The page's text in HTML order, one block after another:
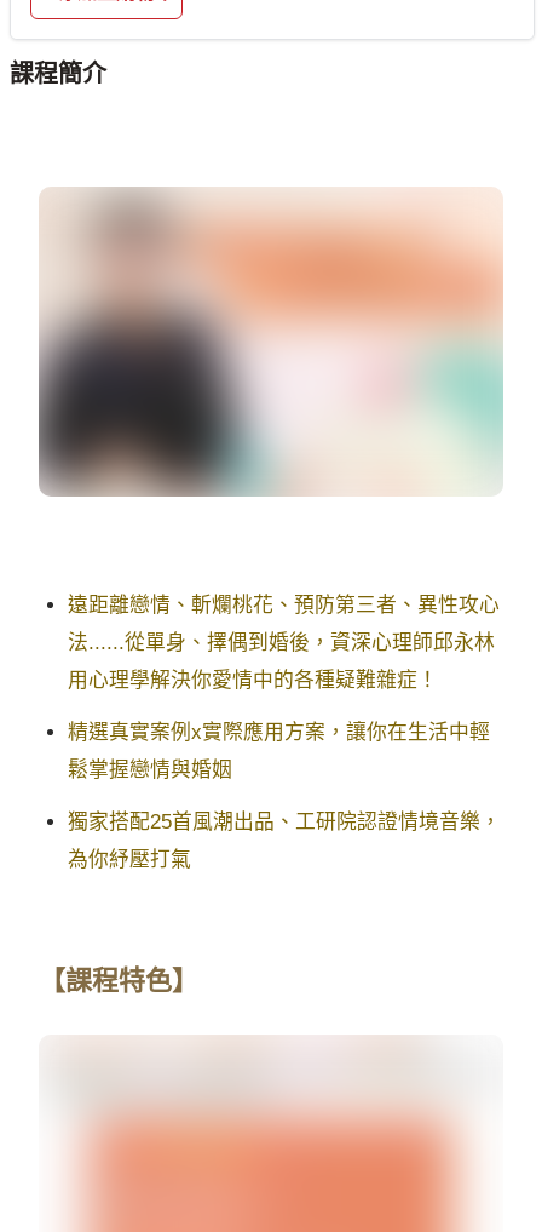
課程簡介
遠距離戀情、斬爛桃花、預防第三者、異性攻心
法......從單身、擇偶到婚後，資深心理師邱永林
用心理學解決你愛情中的各種疑難雜症！
精選真實案例x實際應用方案，讓你在生活中輕
鬆掌握戀情與婚姻
獨家搭配25首風潮出品、工研院認證情境音樂，
為你紓壓打氣
【課程特色】